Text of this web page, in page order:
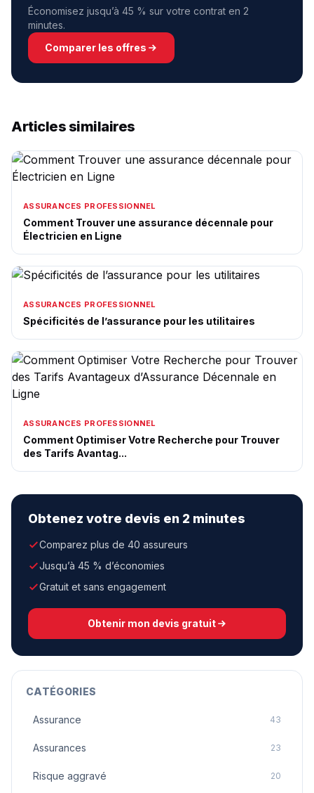
Économisez jusqu’à 45 % sur votre contrat en 2
minutes.
Comparer les offres
Articles similaires
ASSURANCES PROFESSIONNEL
Comment Trouver une assurance décennale pour
Électricien en Ligne
ASSURANCES PROFESSIONNEL
Spécificités de l’assurance pour les utilitaires
ASSURANCES PROFESSIONNEL
Comment Optimiser Votre Recherche pour Trouver
des Tarifs Avantag...
Obtenez votre devis en 2 minutes
Comparez plus de 40 assureurs
Jusqu’à 45 % d’économies
Gratuit et sans engagement
Obtenir mon devis gratuit
CATÉGORIES
Assurance 43
Assurances 23
Risque aggravé 20